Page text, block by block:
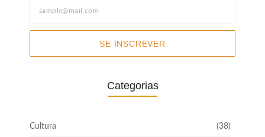
SE INSCREVER
Categorias
Cultura (38)